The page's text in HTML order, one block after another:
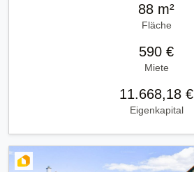
88 m²
Fläche
590 €
Miete
11.668,18 €
Eigenkapital